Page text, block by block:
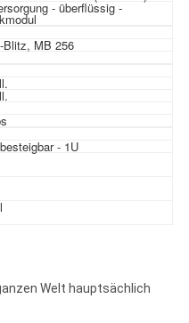
- überflüssig -
Blitz, MB 256
- 1U
Welt hauptsächlich